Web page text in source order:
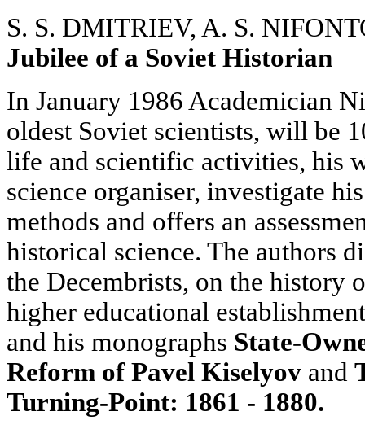
S. S. DMITRIEV, A. S.
Jubilee of a Soviet Historian
In January 1986 Academician
oldest Soviet scientists, will be
life and scientific activities, his
science organiser, investigate
methods and offers an
historical science. The authors
the Decembrists, on the history
higher educational
and his monographs State-
Reform of Pavel Kiselyov and
Turning-Point: 1861 - 1880.